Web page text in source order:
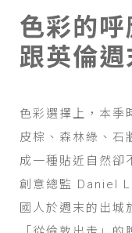
色彩的
跟英倫
色彩選擇上，本季
皮棕、森林綠、石
成一種貼近自然
創意總監 Daniel
國人於週末的出城